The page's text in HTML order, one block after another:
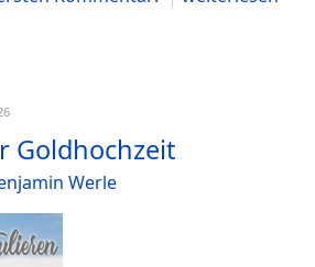
Goldhochzeit
Werle